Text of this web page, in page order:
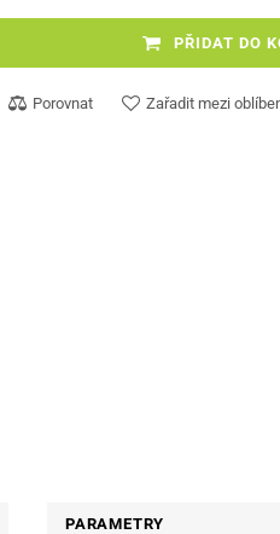
PŘIDAT DO
Porovnat Zařadit mezi
PARAMETRY